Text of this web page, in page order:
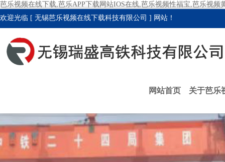
芭乐视频在线下载,芭乐APP下载网站IOS在线,芭乐视频性福宝,芭乐视频
欢迎光临 [ 无锡芭乐视频在线下载科技有限公司 ] 网站！
网站首页 关于芭乐